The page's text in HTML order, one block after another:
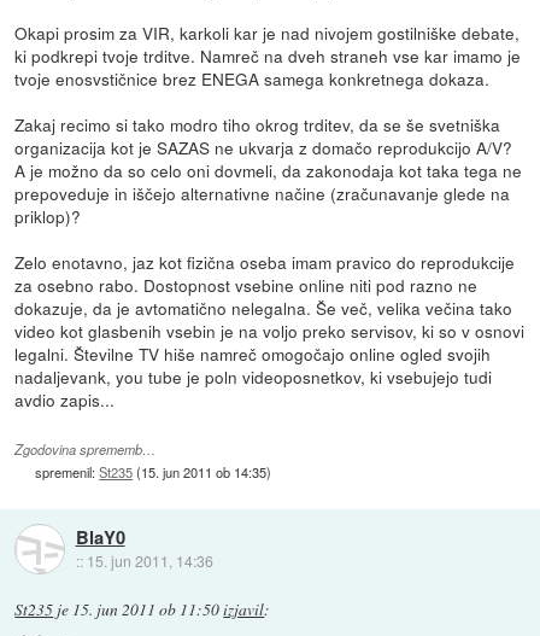
Okapi prosim za VIR, karkoli kar je nad nivojem gostilniške debate,
ki podkrepi tvoje trditve. Namreč na dveh straneh vse kar imamo je
tvoje enosvstičnice brez ENEGA samega konkretnega dokaza.
Zakaj recimo si tako modro tiho okrog trditev, da se še svetniška
organizacija kot je SAZAS ne ukvarja z domačo reprodukcijo A/V?
A je možno da so celo oni dovmeli, da zakonodaja kot taka tega ne
prepoveduje in iščejo alternativne načine (zračunavanje glede na
priklop)?
Zelo enotavno, jaz kot fizična oseba imam pravico do reprodukcije
za osebno rabo. Dostopnost vsebine online niti pod razno ne
dokazuje, da je avtomatično nelegalna. Še več, velika večina tako
video kot glasbenih vsebin je na voljo preko servisov, ki so v osnovi
legalni. Številne TV hiše namreč omogočajo online ogled svojih
nadaljevank, you tube je poln videoposnetkov, ki vsebujejo tudi
avdio zapis...
Zgodovina sprememb…
spremenil:St235(15. jun 2011 ob 14:35)
BlaY0
:: 15. jun 2011, 14:36
St235 je 15. jun 2011 ob 11:50izjavil: